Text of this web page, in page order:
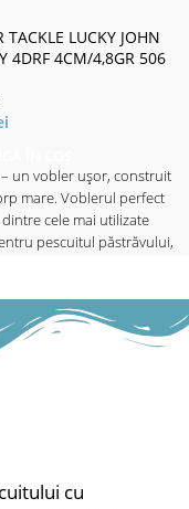
TACKLE LUCKY JOHN
4DRF 4CM/4,8GR 506
un vobler ușor, construit
mare. Voblerul perfect
cele mai utilizate
pescuitul păstrăvului,
metri adâncime prin
lente sau rapide. Va
oriunde, în orice moment.
cu